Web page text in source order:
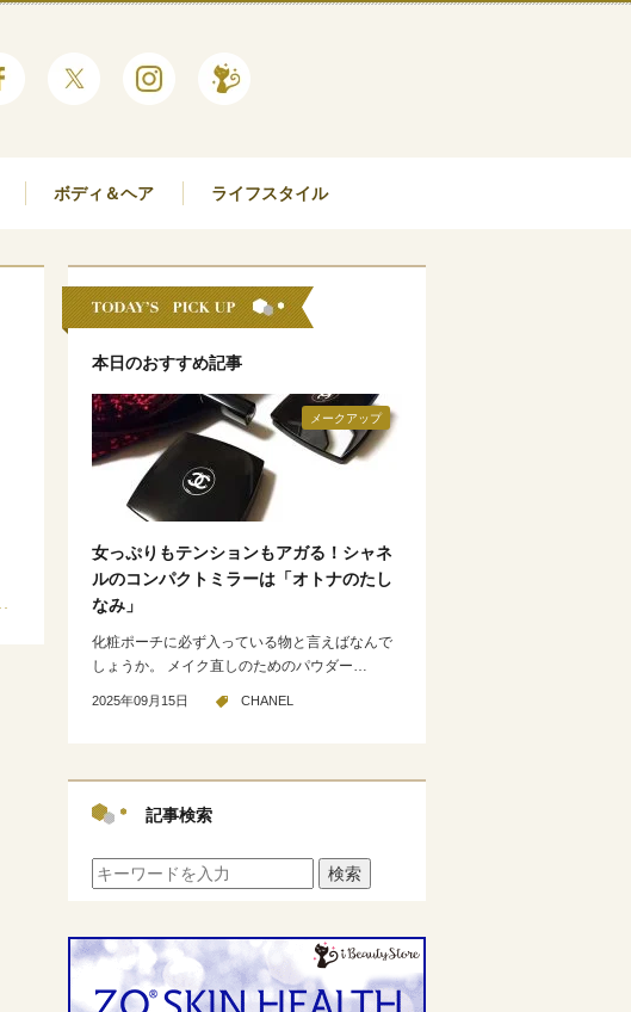
ボディ＆ヘア ライフスタイル
本日のおすすめ記事
メークアップ
女っぷりもテンションもアガる！シャネ
ルのコンパクトミラーは「オトナのたし
なみ」
化粧ポーチに必ず入っている物と言えばなんで
しょうか。 メイク直しのためのパウダー…
2025年09月15日 CHANEL
記事検索
検索